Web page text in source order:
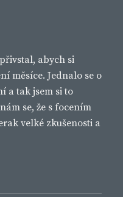
abych si
měsíce. Jednalo se o
a tak jsem si to
se, že s focením
velké zkušenosti a